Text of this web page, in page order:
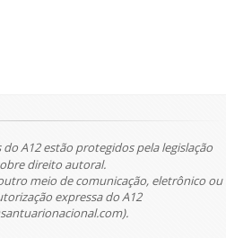
A12 estão protegidos pela legislação
direito autoral.
meio de comunicação, eletrônico ou
expressa do A12